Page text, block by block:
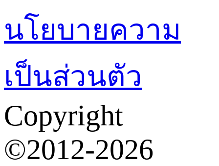
นโยบายความ
เป็นส่วนตัว
Copyright
©2012-2026